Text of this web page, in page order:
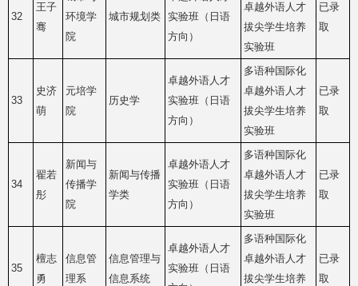
32
王子
骞
环境学
院
城市规划类 实验班（日语
方向）
卓越外语人才
拔尖学生培养
实验班
已录
取
33
史济
萌
元培学
院
历史学
卓越外语人才
实验班（日语
方向）
多语种国际化
卓越外语人才
拔尖学生培养
实验班
已录
取
34
翟若
彤
新闻与
传播学
院
新闻与传播
学类
卓越外语人才
实验班（日语
方向）
多语种国际化
卓越外语人才
拔尖学生培养
实验班
已录
取
35
檀志
勇
信息管
理系
信息管理与
信息系统
卓越外语人才
实验班（日语
多语种国际化
卓越外语人才
拔尖学生培养
已录
取